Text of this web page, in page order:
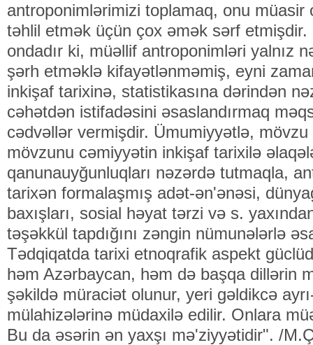
antroponimlərimizi toplamaq, onu müasir
təhlil etmək üçün çox əmək sərf
ondadır ki, müəllif antroponimləri yalnız
şərh etməklə kifayətlənməmiş, eyni
inkişaf tarixinə, statistikasına dərindən
cəhətdən istifadəsini əsaslandırmaq
cədvəllər vermişdir. Ümumiyyətlə, mövzu
mövzunu cəmiyyətin inkişaf tarixilə
qanunauyğunluqları nəzərdə tutmaqla,
tarixən formalaşmış adət-ən'ənəsi,
baxışları, sosial həyat tərzi və s.
təşəkkül tapdığını zəngin nümunələrlə
Tədqiqatda tarixi etnoqrafik aspekt
həm Azərbaycan, həm də başqa dillərin
şəkildə müraciət olunur, yeri gəldikcə
mülahizələrinə müdaxilə edilir. Onlara
Bu da əsərin ən yaxşı mə'ziyyətidir". /